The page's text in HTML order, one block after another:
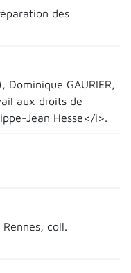
des
Dominique GAURIER,
aux droits de
Jean Hesse</i>.
coll.